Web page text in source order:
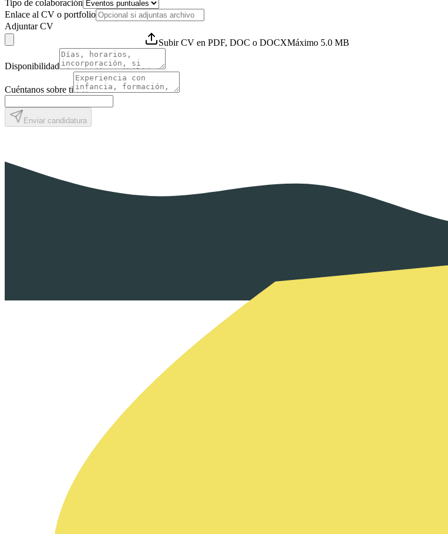
Tipo de colaboración
Enlace al CV o portfolio
Adjuntar CV
Subir CV en PDF, DOC o DOCXMáximo 5.0 MB
Disponibilidad
Cuéntanos sobre ti
Enviar candidatura